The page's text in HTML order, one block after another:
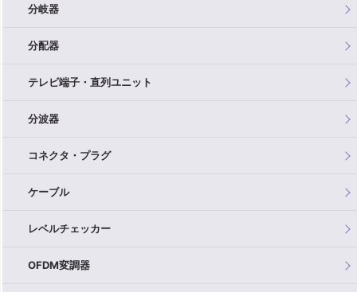
分岐器
分配器
テレビ端子・直列ユニット
分波器
コネクタ・プラグ
ケーブル
レベルチェッカー
OFDM変調器